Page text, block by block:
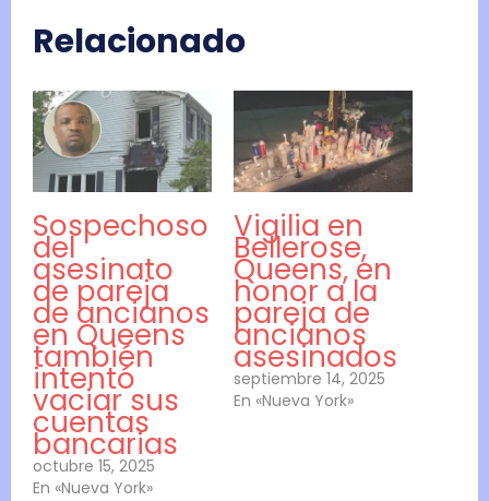
Relacionado
Sospechoso
del
asesinato
de pareja
de ancianos
en Queens
también
intentó
vaciar sus
cuentas
bancarias
octubre 15, 2025
En «Nueva York»
Vigilia en
Bellerose,
Queens, en
honor a la
pareja de
ancianos
asesinados
septiembre 14, 2025
En «Nueva York»